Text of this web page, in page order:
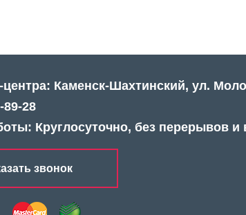
Каменск-Шахтинский, ул.
89-28
Круглосуточно, без перерывов
звонок